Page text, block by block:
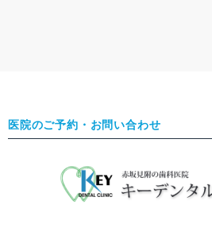
医院のご予約・お問い合わせ